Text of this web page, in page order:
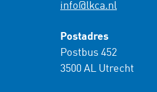
info@lkca.nl
Postadres
Postbus 452
3500 AL Utrecht